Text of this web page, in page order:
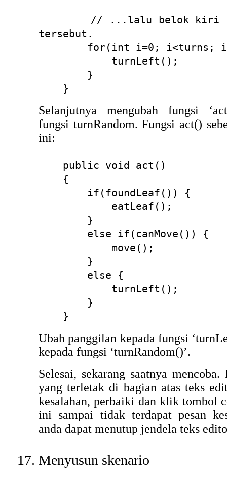
// ...lalu belok kiri
tersebut.
for(int i=0; i<turns;
turnLeft();
}
}
Selanjutnya mengubah fungsi
fungsi turnRandom. Fungsi act()
ini:
public void act()
{
if(foundLeaf()) {
eatLeaf();
}
else if(canMove()) {
move();
}
else {
turnLeft();
}
}
Ubah panggilan kepada fungsi
kepada fungsi ‘turnRandom()’.
Selesai, sekarang saatnya
yang terletak di bagian atas teks
kesalahan, perbaiki dan klik tombol
ini sampai tidak terdapat pesan
anda dapat menutup jendela teks
Menyusun skenario